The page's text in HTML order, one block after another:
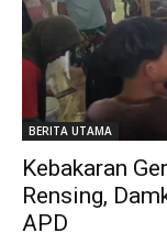
BERITA UTAMA
Kebakaran
Rensing,
APD